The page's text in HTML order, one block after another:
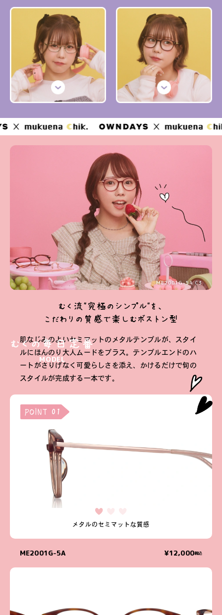
むくの毎日定番
MODEL
ME2001G-5A C3
むく流"究極のシンプル"を、
こだわりの質感で楽しむボストン型
肌なじみのよいセミマットのメタルテンプルが、スタイ
ルにほんのり大人ムードをプラス。テンプルエンドのハ
ートがさりげなく可愛らしさを添え、かけるだけで旬の
スタイルが完成する一本です。
POINT 01
メタルのセミマットな質感
ME2001G-5A ¥12,000税込